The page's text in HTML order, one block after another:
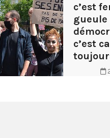
c’est
gueule
c’est